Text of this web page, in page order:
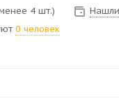
4 шт.)
0 человек